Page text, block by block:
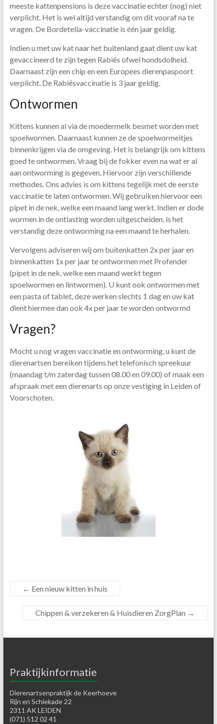
meeste kattenpensions is deze vaccinatie echter (nog) niet
verplicht. Het is wel altijd verstandig om dit vooraf na te
vragen. De Bordetella-vaccinatie is één jaar geldig.
Indien u met uw kat naar het buitenland gaat dient uw kat
gevaccineerd te zijn tegen Rabiës ofwel hondsdolheid.
Daarnaast zijn een chip en een Europees dierenpaspoort
verplicht. De Rabiësvaccinatie is 3 jaar geldig.
Ontwormen
Kittens kunnen al via de moedermelk besmet worden met
spoelwormen. Daarnaast kunnen ze de spoelwormeitjes
binnenkrijgen via de omgeving. Het is belangrijk om kittens
goed te ontwormen. Vraag bij de fokker even na wat er al
aan ontworming is gegeven. Hiervoor zijn verschillende
methodes. Ons advies is om kittens tegelijk met de eerste
vaccinatie te laten ontwormen. Wij gebruiken hiervoor een
pipet in de nek, welke een maand lang werkt. Indien er dode
wormen in de ontlasting worden uitgescheiden, is het
verstandig deze ontworming na een maand te herhalen.
Vervolgens adviseren wij om buitenkatten 2x per jaar en
binnenkatten 1x per jaar te ontwormen met Profender
(pipet in de nek, welke een maand werkt tegen
spoelwormen en lintwormen). U kunt ook ontwormen met
een pasta of tablet, deze werken slechts 1 dag en uw kat
dient hiermee dan ook 4x per jaar te worden ontwormd
Vragen?
Mocht u nog vragen vaccinatie en ontworming, u kunt de
dierenartsen bereiken tijdens het telefonisch spreekuur
(maandag t/m zaterdag tussen 08.00 en 09.00) of maak een
afspraak met een dierenarts op onze vestiging in Leiden of
Voorschoten.
← Een nieuw kitten in huis
Chippen & verzekeren & Huisdieren ZorgPlan →
Praktijkinformatie
Dierenartsenpraktijk de Keerhoeve
Rijn en Schiekade 22
2311 AK LEIDEN
(071) 512 02 41